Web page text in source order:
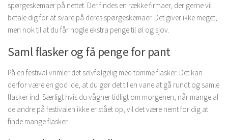
spørgeskemaer på nettet. Der findes en række firmaer, der gerne vil
betale dig for at svare på deres spørgeskemaer. Det giver ikke meget,
men nok til at du får nogle ekstra penge til øl og sjov.
Saml flasker og få penge for pant
På en festival vrimler det selvfølgelig med tomme flasker. Det kan
derfor være en god ide, at du gør det til en vane at gå rundt og samle
flasker ind. Særligt hvis du vågner tidligt om morgenen, når mange af
de andre på festivalen ikke er stået op, vil det være nemt for dig at
finde mange flasker.